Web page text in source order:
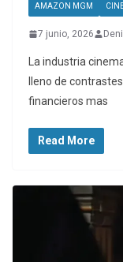
AMAZON MGM
7 junio, 2026
La industria
lleno de
financieros mas
Read More